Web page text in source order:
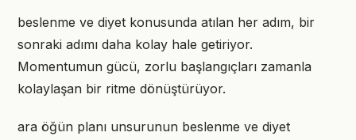
beslenme ve diyet konusunda atılan her adım, bir
sonraki adımı daha kolay hale getiriyor.
Momentumun gücü, zorlu başlangıçları zamanla
kolaylaşan bir ritme dönüştürüyor.
ara öğün planı unsurunun beslenme ve diyet